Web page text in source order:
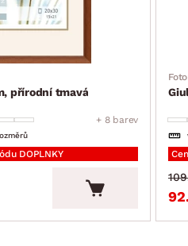
přírodní tmavá
+ 8 barev
DOPLNKY